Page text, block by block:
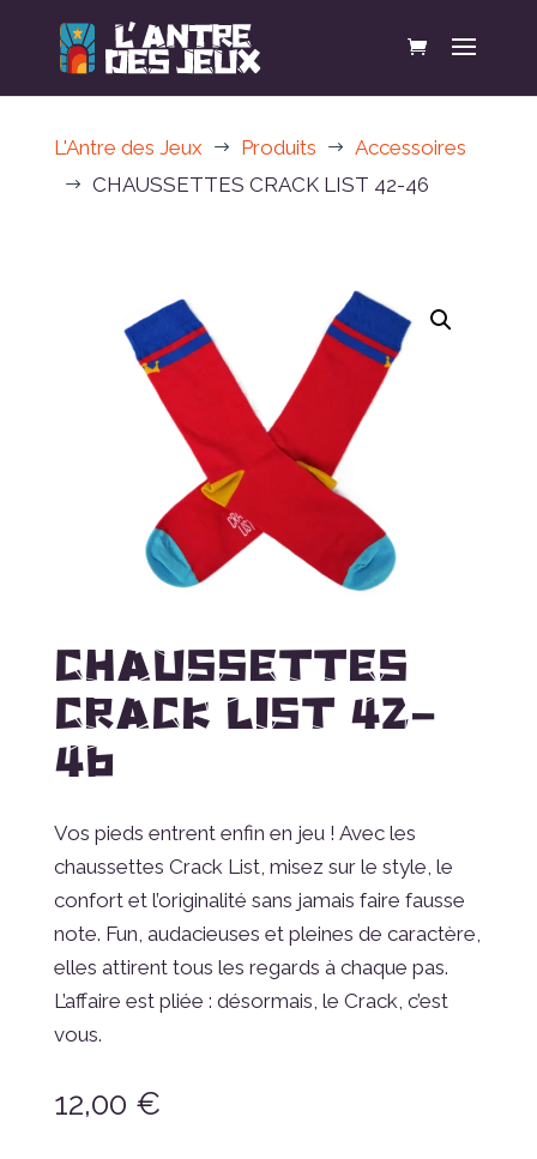
L'Antre des Jeux $ Produits $ Accessoires
$ CHAUSSETTES CRACK LIST 42-46
CHAUSSETTES
CRACK LIST 42-
46
Vos pieds entrent enfin en jeu ! Avec les
chaussettes Crack List, misez sur le style, le
confort et l’originalité sans jamais faire fausse
note. Fun, audacieuses et pleines de caractère,
elles attirent tous les regards à chaque pas.
L’affaire est pliée : désormais, le Crack, c’est
vous.
12,00 €